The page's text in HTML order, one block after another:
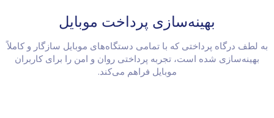
بهینه‌سازی پرداخت موبایل
به لطف درگاه پرداختی که با تمامی دستگاه‌های موبایل سازگار و کاملاً
بهینه‌سازی شده است، تجربه پرداختی روان و امن را برای کاربران
موبایل فراهم می‌کند.